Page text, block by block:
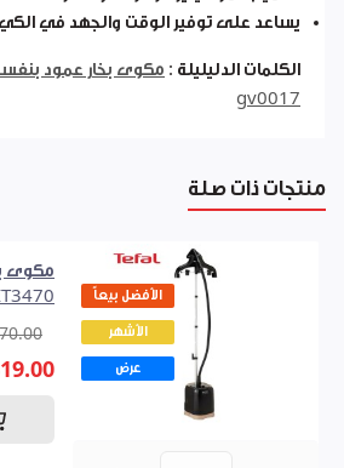
يساعد على توفير الوقت والجهد في
الكلمات الدليليلة :
gv0017
منتجات ذات صلة
الأفضل بيعاً
الأشهر
عرض